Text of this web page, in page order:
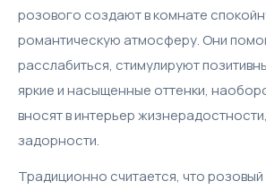
розового создают в комнате
романтическую атмосферу. Они
расслабиться, стимулируют
яркие и насыщенные оттенки,
вносят в интерьер
задорности.
Традиционно считается, что